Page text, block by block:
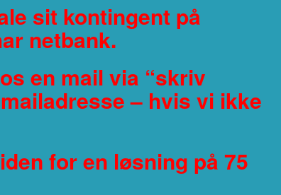
sit kontingent på
netbank.
en mail via “skriv
– hvis vi ikke
for en løsning på 75